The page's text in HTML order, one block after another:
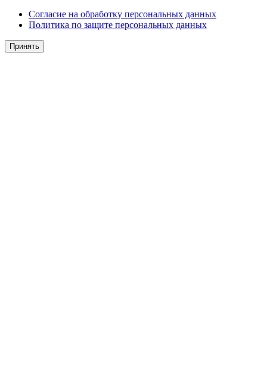
Согласие на обработку персональных данных
Политика по защите персональных данных
Принять